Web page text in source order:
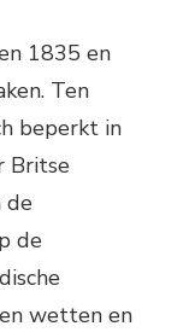
1835 en
Ten
beperkt in
Britse
de
de
wetten en